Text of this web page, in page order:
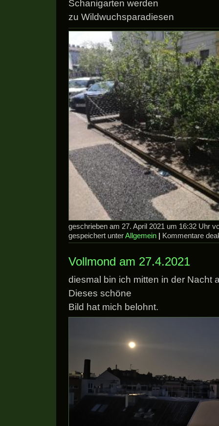
Schanigarten werden
zu Wildwuchsparadiesen
geschrieben am 27. April 2021 um 16:32 Uhr
gespeichert unterAllgemein Kommentare
Vollmond am 27.4.2021
diesmal bin ich mitten in der Nacht
Dieses schöne
Bild hat mich belohnt.